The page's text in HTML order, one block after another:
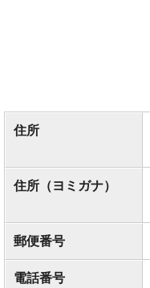
住所
住所（ヨミガナ）
郵便番号
電話番号